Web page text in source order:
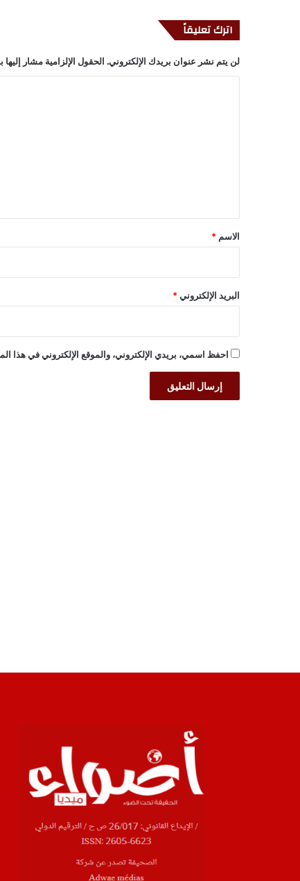
اترك تعليقاً
لن يتم نشر عنوان بريدك الإلكتروني. الحقول الإلزامية مشار إليها
*
الاسم *
البريد الإلكتروني *
احفظ اسمي، بريدي الإلكتروني، والموقع الإلكتروني في هذا